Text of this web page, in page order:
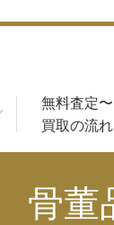
無料査定〜
買取の流れ
骨董